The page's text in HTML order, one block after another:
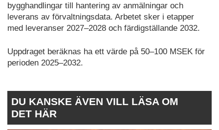
bygghandlingar till hantering av anmälningar och
leverans av förvaltningsdata. Arbetet sker i etapper
med leveranser 2027–2028 och färdigställande 2032.
Uppdraget beräknas ha ett värde på 50–100 MSEK för
perioden 2025–2032.
DU KANSKE ÄVEN VILL LÄSA OM
DET HÄR